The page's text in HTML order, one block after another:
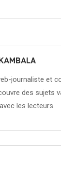
journaliste et
des sujets
les lecteurs.